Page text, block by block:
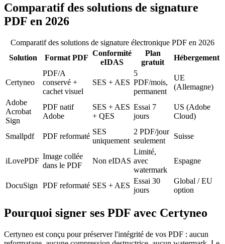
Comparatif des solutions de signature
PDF en 2026
Comparatif des solutions de signature électronique PDF en 2026
Solution
Format PDF
Conformité
eIDAS
Plan
gratuit
Hébergement
Certyneo
PDF/A
conservé +
cachet visuel
SES + AES
5
PDF/mois,
permanent
UE
(Allemagne)
Adobe
Acrobat
Sign
PDF natif
Adobe
SES + AES
+ QES
Essai 7
jours
US (Adobe
Cloud)
Smallpdf PDF reformaté
SES
uniquement
2 PDF/jour
seulement
Suisse
iLovePDF
Image collée
dans le PDF
Non eIDAS
Limité,
avec
watermark
Espagne
DocuSign PDF reformaté SES + AES
Essai 30
jours
Global / EU
option
Pourquoi signer ses PDF avec Certyneo
Certyneo est conçu pour préserver l'intégrité de vos PDF : aucun